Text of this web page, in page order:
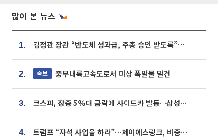
많이 본 뉴스
1. 김정관 장관 “반도체 성과급, 주총 승인 받도록”…상법·자본시장법 개정 시사
2. 속보 중부내륙고속도로서 미상 폭발물 발견
3. 코스피, 장중 5%대 급락에 사이드카 발동…삼성·SK 동반 폭락
4. 트럼프 “자석 사업을 하라”…제이에스링크, 비중국 영구자석 공급망 구축 속도